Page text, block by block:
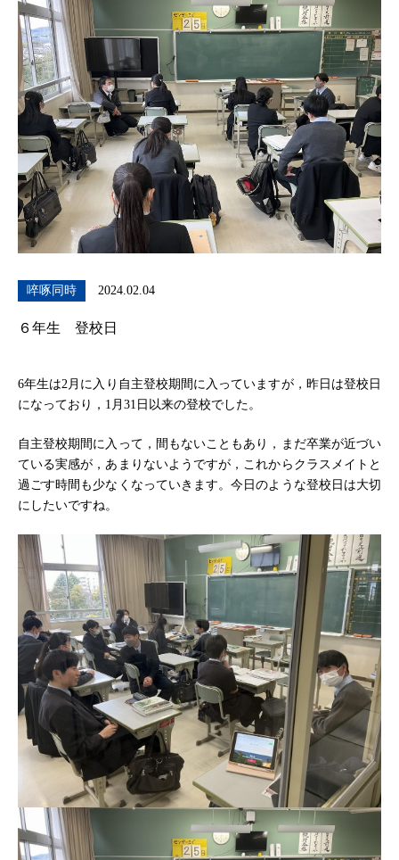
啐啄同時 2024.02.04
６年生 登校日
6年生は2月に入り自主登校期間に入っていますが，昨日は登校日
になっており，1月31日以来の登校でした。
自主登校期間に入って，間もないこともあり，まだ卒業が近づい
ている実感が，あまりないようですが，これからクラスメイトと
過ごす時間も少なくなっていきます。今日のような登校日は大切
にしたいですね。